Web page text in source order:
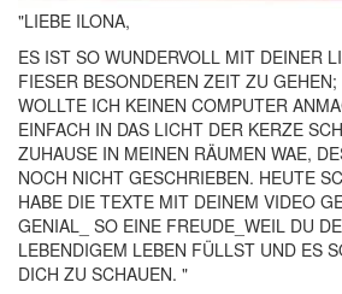
"LIEBE ILONA,
ES IST SO WUNDERVOLL MIT DEINER
FIESER BESONDEREN ZEIT ZU
WOLLTE ICH KEINEN COMPUTER
EINFACH IN DAS LICHT DER KERZE
ZUHAUSE IN MEINEN RÄUMEN WAE,
NOCH NICHT GESCHRIEBEN. HEUTE
HABE DIE TEXTE MIT DEINEM VIDEO
GENIAL_ SO EINE FREUDE_WEIL DU
LEBENDIGEM LEBEN FÜLLST UND ES
DICH ZU SCHAUEN. "